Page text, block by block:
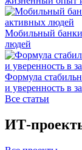
Мобильный
людей
Формула
и уверенность в
Все статьи
ИТ-